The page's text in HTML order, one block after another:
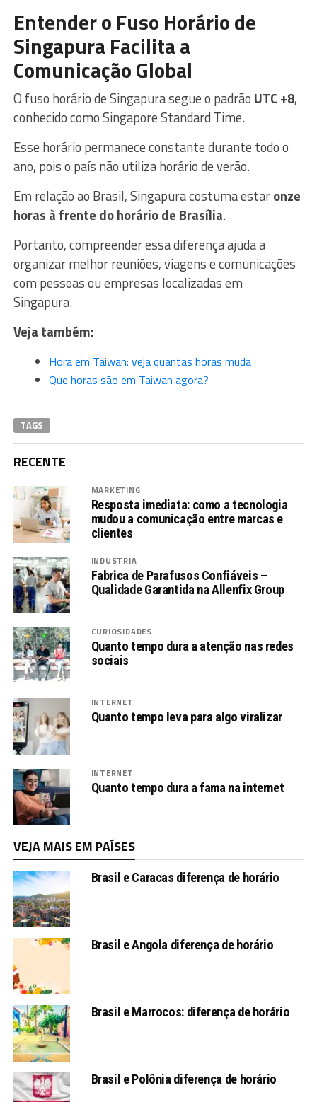
Entender o Fuso Horário de
Singapura Facilita a
Comunicação Global
O fuso horário de Singapura segue o padrão UTC +8,
conhecido como Singapore Standard Time.
Esse horário permanece constante durante todo o
ano, pois o país não utiliza horário de verão.
Em relação ao Brasil, Singapura costuma estaronze
horas à frente do horário de Brasília.
Portanto, compreender essa diferença ajuda a
organizar melhor reuniões, viagens e comunicações
com pessoas ou empresas localizadas em
Singapura.
Veja também:
Hora em Taiwan: veja quantas horas muda
Que horas são em Taiwan agora?
TAGS
RECENTE
MARKETING
Resposta imediata: como a tecnologia
mudou a comunicação entre marcas e
clientes
INDÚSTRIA
Fabrica de Parafusos Confiáveis –
Qualidade Garantida na Allenfix Group
CURIOSIDADES
Quanto tempo dura a atenção nas redes
sociais
INTERNET
Quanto tempo leva para algo viralizar
INTERNET
Quanto tempo dura a fama na internet
VEJA MAIS EM PAÍSES
Brasil e Caracas diferença de horário
Brasil e Angola diferença de horário
Brasil e Marrocos: diferença de horário
Brasil e Polônia diferença de horário